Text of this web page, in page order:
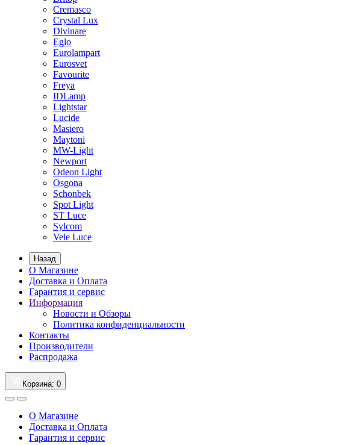
Cremasco
Crystal Lux
Divinare
Eglo
Eurolampart
Eurosvet
Favourite
Freya
IDLamp
Lightstar
Lucide
Masiero
Maytoni
MW-Light
Newport
Odeon Light
Osgona
Schonbek
Spot Light
ST Luce
Sylcom
Vele Luce
Назад
О Магазине
Доставка и Оплата
Гарантия и сервис
Информация
Новости и Обзоры
Политика конфиденциальности
Контакты
Производители
Распродажа
Корзина: 0
О Магазине
Доставка и Оплата
Гарантия и сервис